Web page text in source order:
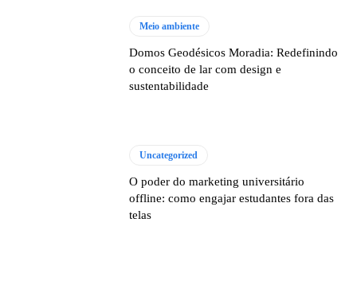
Meio ambiente
Domos Geodésicos Moradia: Redefinindo
o conceito de lar com design e
sustentabilidade
Uncategorized
O poder do marketing universitário
offline: como engajar estudantes fora das
telas